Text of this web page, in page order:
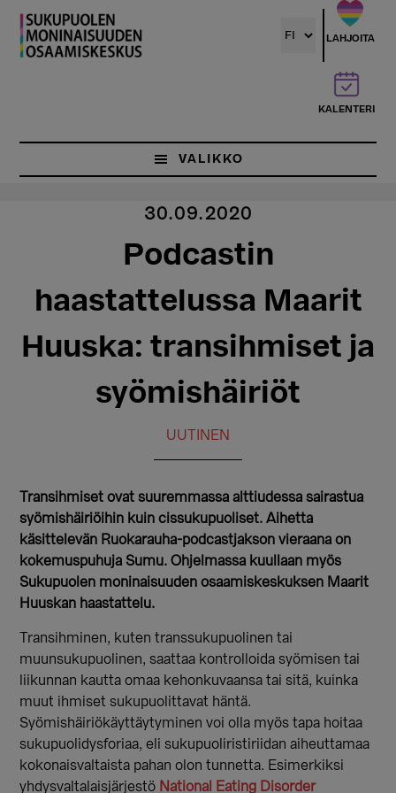
Hyppää
pääsisältöön
LAHJOITA
KALENTERI
VALIKKO
30.09.2020
Podcastin
haastattelussa Maarit
Huuska: transihmiset ja
syömishäiriöt
UUTINEN
Transihmiset ovat suuremmassa alttiudessa sairastua
syömishäiriöihin kuin cissukupuoliset. Aihetta
käsittelevän Ruokarauha-podcastjakson vieraana on
kokemuspuhuja Sumu. Ohjelmassa kuullaan myös
Sukupuolen moninaisuuden osaamiskeskuksen Maarit
Huuskan haastattelu.
Transihminen, kuten transsukupuolinen tai
muunsukupuolinen, saattaa kontrolloida syömisen tai
liikunnan kautta omaa kehonkuvaansa tai sitä, kuinka
muut ihmiset sukupuolittavat häntä.
Syömishäiriökäyttäytyminen voi olla myös tapa hoitaa
sukupuolidysforiaa, eli sukupuoliristiriidan aiheuttamaa
kokonaisvaltaista pahan olon tunnetta. Esimerkiksi
yhdysvaltalaisjärjestö National Eating Disorder